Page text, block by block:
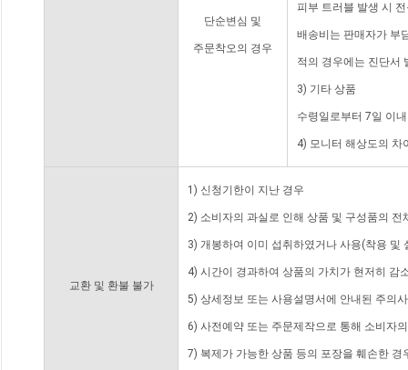
단순변심 및
주문착오의 경우
피부 트러블 발생 시
배송비는 판매자가 부
적의 경우에는 진단서
3) 기타 상품
수령일로부터 7일 이
4) 모니터 해상도의 차
교환 및 환불 불가
1) 신청기한이 지난 경우
2) 소비자의 과실로 인해 상품 및 구성품의
3) 개봉하여 이미 섭취하였거나 사용(착용 및
4) 시간이 경과하여 상품의 가치가 현저히 감
5) 상세정보 또는 사용설명서에 안내된 주의
6) 사전예약 또는 주문제작으로 통해 소비자
7) 복제가 가능한 상품 등의 포장을 훼손한 경